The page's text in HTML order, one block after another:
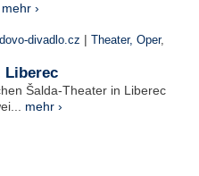
mehr ›
divadlo.cz | Theater, Oper,
Liberec
Šalda-Theater in Liberec
mehr ›